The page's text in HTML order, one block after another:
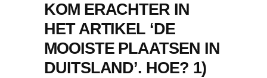
KOM ERACHTER IN
HET ARTIKEL ‘DE
MOOISTE PLAATSEN IN
DUITSLAND’. HOE? 1)